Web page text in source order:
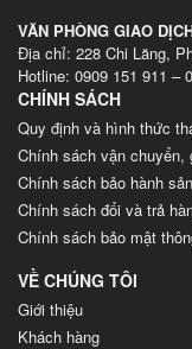
VĂN PHÒNG GIAO
Địa chỉ: 228 Chi Lăng,
Hotline: 0909 151 911 –
CHÍNH SÁCH
Quy định và hình thức
Chính sách vận chuyển,
Chính sách bảo hành
Chính sách đổi và trả
Chính sách bảo mật
VỀ CHÚNG TÔI
Giới thiệu
Khách hàng